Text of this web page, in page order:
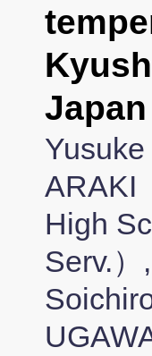
Japan
ARAKI
High
Serv.